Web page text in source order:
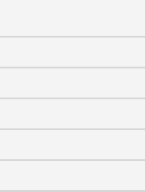
）
島の場合日本郵政となる場合
にはご注文の際にご希望日を
お日にちで発送いたします。
お選びください。
16-18時 18-20時 19-21
スト投函となるたの日時指定
ては下記リンクよりご確認く
なります。
話（042-723-7854）までご